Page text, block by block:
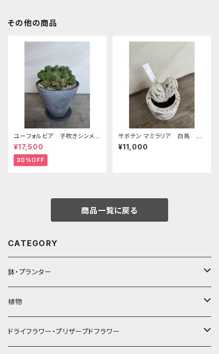
その他の商品
ユーフォルビア 子吹きシンメト
リカ 更新2024/7 S32
¥17,500
30%OFF
サボテン マミラリア 白鳥 S8
7/19更新
¥11,000
商品一覧に戻る
CATEGORY
鉢・プランター
陶器・セメント鉢
カクトロコ
プラ鉢
植物
多肉植物
ドライフラワー・プリザーブドフラワー